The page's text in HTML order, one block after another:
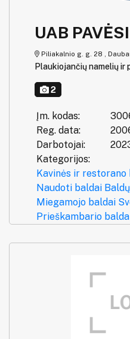
UAB
Piliakalnio g. g. 28 ,
Plaukiojančių namelių ir
2
Įm. kodas:
Reg. data:
Darbotojai:
Kategorijos:
Kavinės ir restorano
Naudoti baldai
Miegamojo baldai
Prieškambario